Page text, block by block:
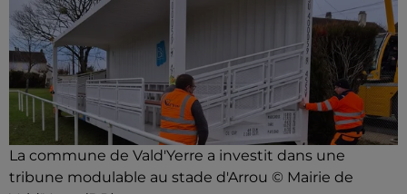
La commune de Vald'Yerre a investit dans une
tribune modulable au stade d'Arrou © Mairie de